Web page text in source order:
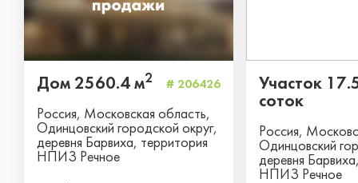
Дом 2560.4 м2 # 206426
Россия, Московская область,
Одинцовский городской округ,
деревня Барвиха, территория
НПИЗ Речное
Участок
соток
Россия,
Одинцовский
деревня
НПИЗ Речное